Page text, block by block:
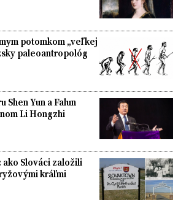
potomkom „veľkej
paleoantropológ
Shen Yun a Falun
Li Hongzhi
ako Slováci založili
kráľmi